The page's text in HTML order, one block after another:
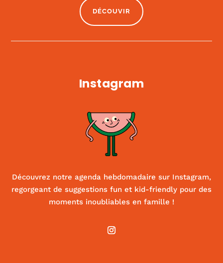
DÉCOUVIR
Instagram
Découvrez notre agenda hebdomadaire sur Instagram,
regorgeant de suggestions fun et kid-friendly pour des
moments inoubliables en famille !